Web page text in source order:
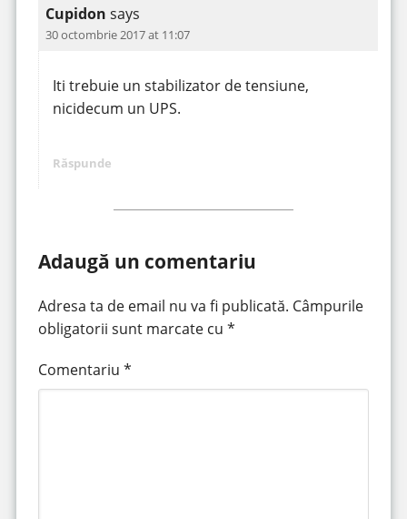
Cupidon says
30 octombrie 2017 at 11:07
Iti trebuie un stabilizator de tensiune,
nicidecum un UPS.
Răspunde
Adaugă un comentariu
Adresa ta de email nu va fi publicată. Câmpurile
obligatorii sunt marcate cu *
Comentariu *